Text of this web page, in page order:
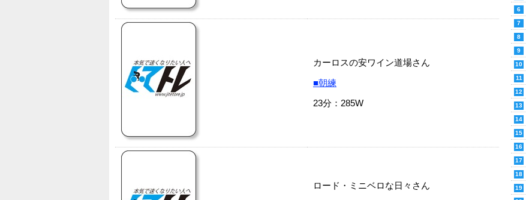
カーロスの安ワイン道場さん
■朝練
23分：285W
ロード・ミニベロな日々さん